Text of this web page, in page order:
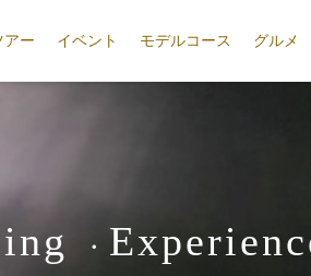
アー イベント モデルコース グルメ
・